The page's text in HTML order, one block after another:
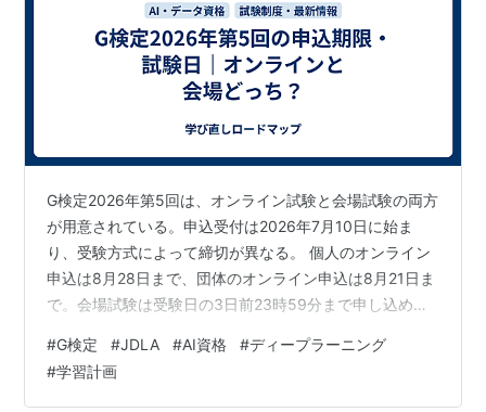
G検定2026年第5回は、オンライン試験と会場試験の両方
が用意されている。申込受付は2026年7月10日に始ま
り、受験方式によって締切が異なる。 個人のオンライン
申込は8月28日まで、団体のオンライン申込は8月21日ま
で。会場試験は受験日の3日前23時59分まで申し込める
て、自宅で推奨環境と静かな場所を確保できるならオン
ライン、通信・端末・周囲の環境に不安があるなら会場
が候補になる。試験時間の長短だけで有利・不利を判断
#G検定 #JDLA #AI資格 #ディープラーニング
#学習計画